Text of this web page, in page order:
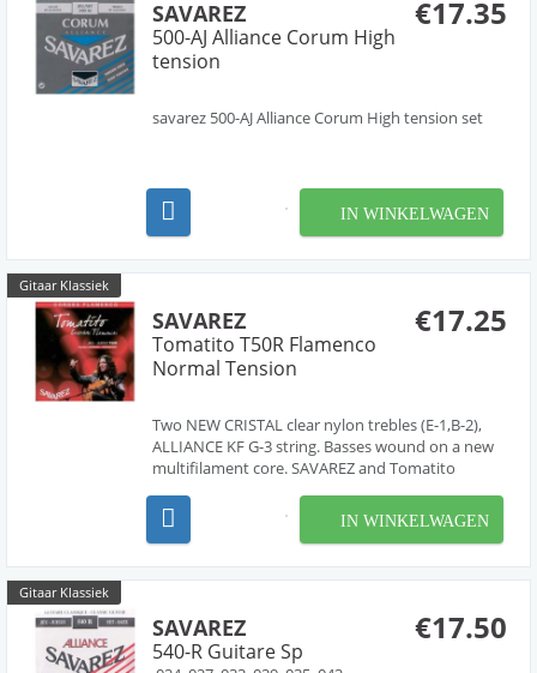
€17.35
SAVAREZ
500-AJ Alliance Corum High
tension
savarez 500-AJ Alliance Corum High tension set
IN WINKELWAGEN
Gitaar Klassiek
€17.25
SAVAREZ
Tomatito T50R Flamenco
Normal Tension
Two NEW CRISTAL clear nylon trebles (E-1,B-2),
ALLIANCE KF G-3 string. Basses wound on a new
multifilament core. SAVAREZ and Tomatito
precise response, the projection and the
particular sounds each flamenco player is looking
IN WINKELWAGEN
Gitaar Klassiek
€17.50
SAVAREZ
540-R Guitare Sp